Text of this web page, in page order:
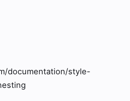
documentation/style-